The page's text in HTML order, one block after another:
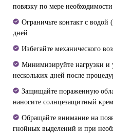
повязку по мере необходимости
Ограничьте контакт с
дней
Избегайте механического
Минимизируйте нагрузки и
нескольких дней после
Защищайте пораженную
наносите солнцезащитный
Обращайте внимание на
гнойных выделений и при